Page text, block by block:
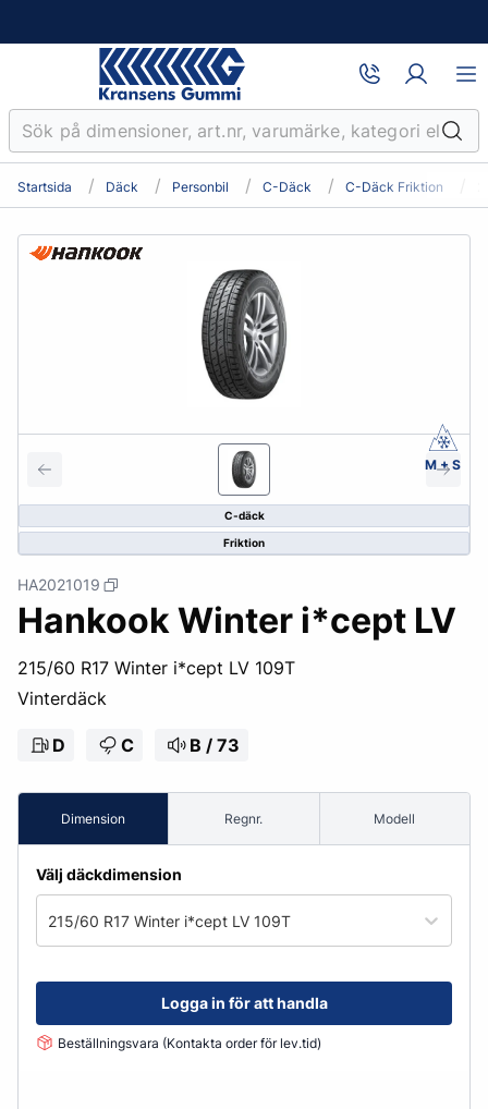
Startsida Däck Personbil C-Däck C-Däck Friktion
C-däck
Friktion
M + S
HA2021019
Hankook Winter i*cept LV
215/60 R17 Winter i*cept LV 109T
Vinterdäck
D C B / 73
Dimension Regnr. Modell
Välj däckdimension
215/60 R17 Winter i*cept LV 109T
Logga in för att handla
Beställningsvara (Kontakta order för lev.tid)